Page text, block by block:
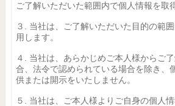
ご了解いただいた範囲内で個人情報を取
３. 当社は、ご了解いただいた目的の範
用します。
４. 当社は、あらかじめご本人様からご
合、法令で認められている場合を除き、
供または開示をいたしません。
５. 当社は、ご本人様よりご自身の個人